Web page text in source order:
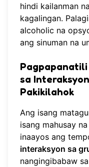
hindi kailanman
kagalingan.
alcoholic na
ang sinuman na
Pagpapanatili
sa
Pakikilahok
Ang isang
isang mahusay
inaayos ang
interaksyon sa
nangingibabaw